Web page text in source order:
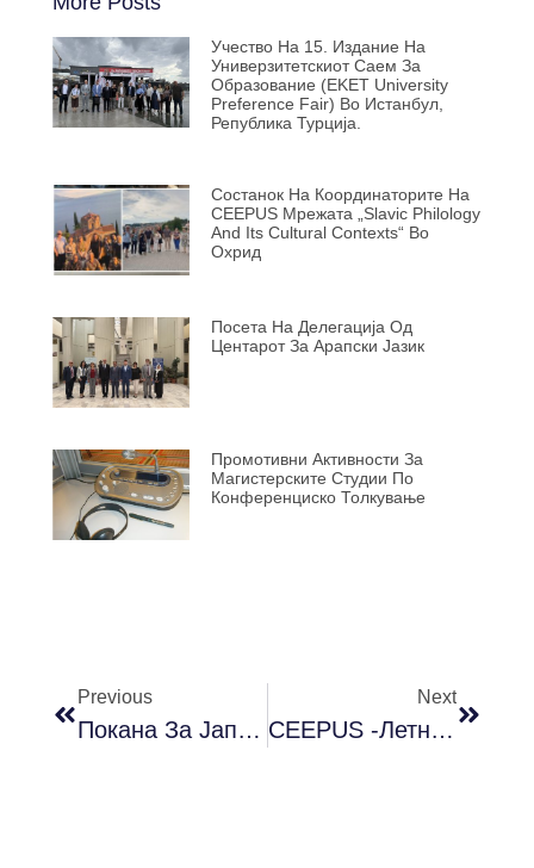
Учество На 15. Издание На
Универзитетскиот Саем За
Образование (EKET University
Preference Fair) Во Истанбул,
Република Турција.
Состанок На Координаторите На
CEEPUS Мрежата „Slavic Philology
And Its Cultural Contexts“ Во
Охрид
Посета На Делегација Од
Центарот За Арапски Јазик
Промотивни Активности За
Магистерските Студии По
Конференциско Толкување
Previous
Покана За Јапонска Престава На Театарот „ИТО-ГУМИ”
Next
CEEPUS -Летна Школа